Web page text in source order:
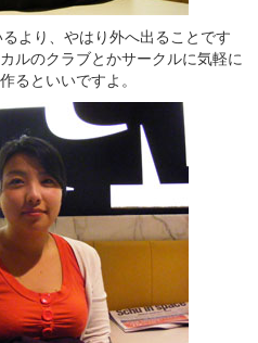
より、やはり外へ出ることです
ルのクラブとかサークルに気軽に
るといいですよ。